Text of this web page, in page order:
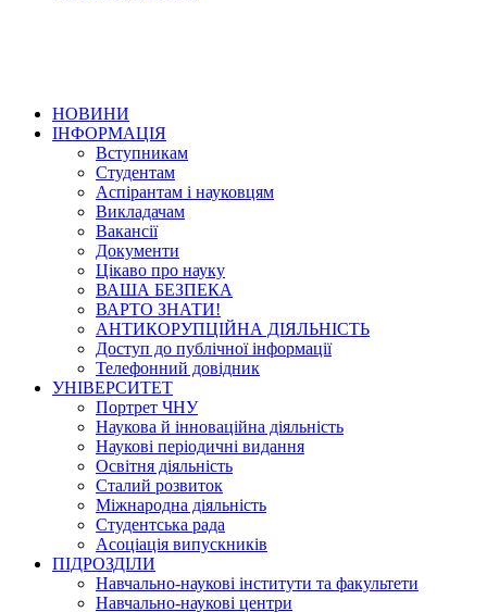
НОВИНИ
ІНФОРМАЦІЯ
Вступникам
Студентам
Аспірантам і науковцям
Викладачам
Вакансії
Документи
Цікаво про науку
ВАША БЕЗПЕКА
ВАРТО ЗНАТИ!
АНТИКОРУПЦІЙНА ДІЯЛЬНІСТЬ
Доступ до публічної інформації
Телефонний довідник
УНІВЕРСИТЕТ
Портрет ЧНУ
Наукова й інноваційна діяльність
Наукові періодичні видання
Освітня діяльність
Сталий розвиток
Міжнародна діяльність
Студентська рада
Асоціація випускників
ПІДРОЗДІЛИ
Навчально-наукові інститути та факультети
Навчально-наукові центри